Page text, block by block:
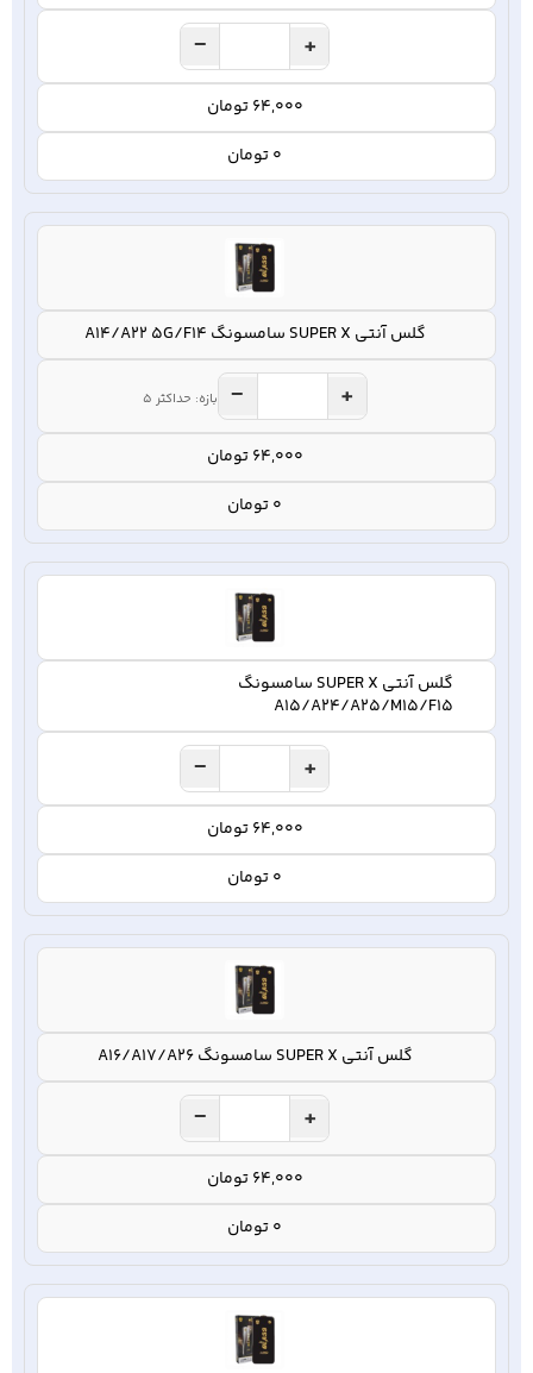
− +
64,000 تومان
0 تومان
گلس آنتی SUPER X سامسونگ A14/A22 5G/F14
− + بازه: حداکثر 5
64,000 تومان
0 تومان
گلس آنتی SUPER X سامسونگ
A15/A24/A25/M15/F15
− +
64,000 تومان
0 تومان
گلس آنتی SUPER X سامسونگ A16/A17/A26
− +
64,000 تومان
0 تومان